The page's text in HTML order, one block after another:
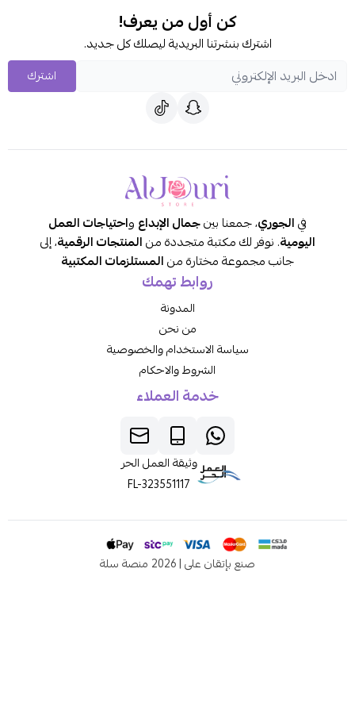
كن أول من يعرف!
اشترك بنشرتنا البريدية ليصلك كل جديد.
، جمعنا بينجمال الإبداعواحتياجات العمل
. نوفر لك مكتبة متجددة منالمنتجات الرقمية، إلى
جانب مجموعة مختارة منالمستلزمات المكتبية
روابط تهمك
سياسة الاستخدام والخصوصية
الشروط والاحكام
خدمة العملاء
وثيقة العمل الحر
FL-323551117
صنع بإتقان على | 2026 منصة سلة